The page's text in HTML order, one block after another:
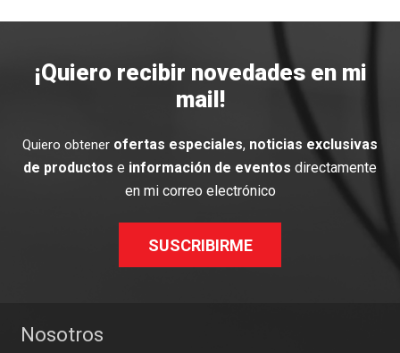
¡Quiero recibir novedades en mi
mail!
Quiero obtener ofertas especiales, noticias exclusivas
de productos e información de eventos directamente
en mi correo electrónico
SUSCRIBIRME
Nosotros